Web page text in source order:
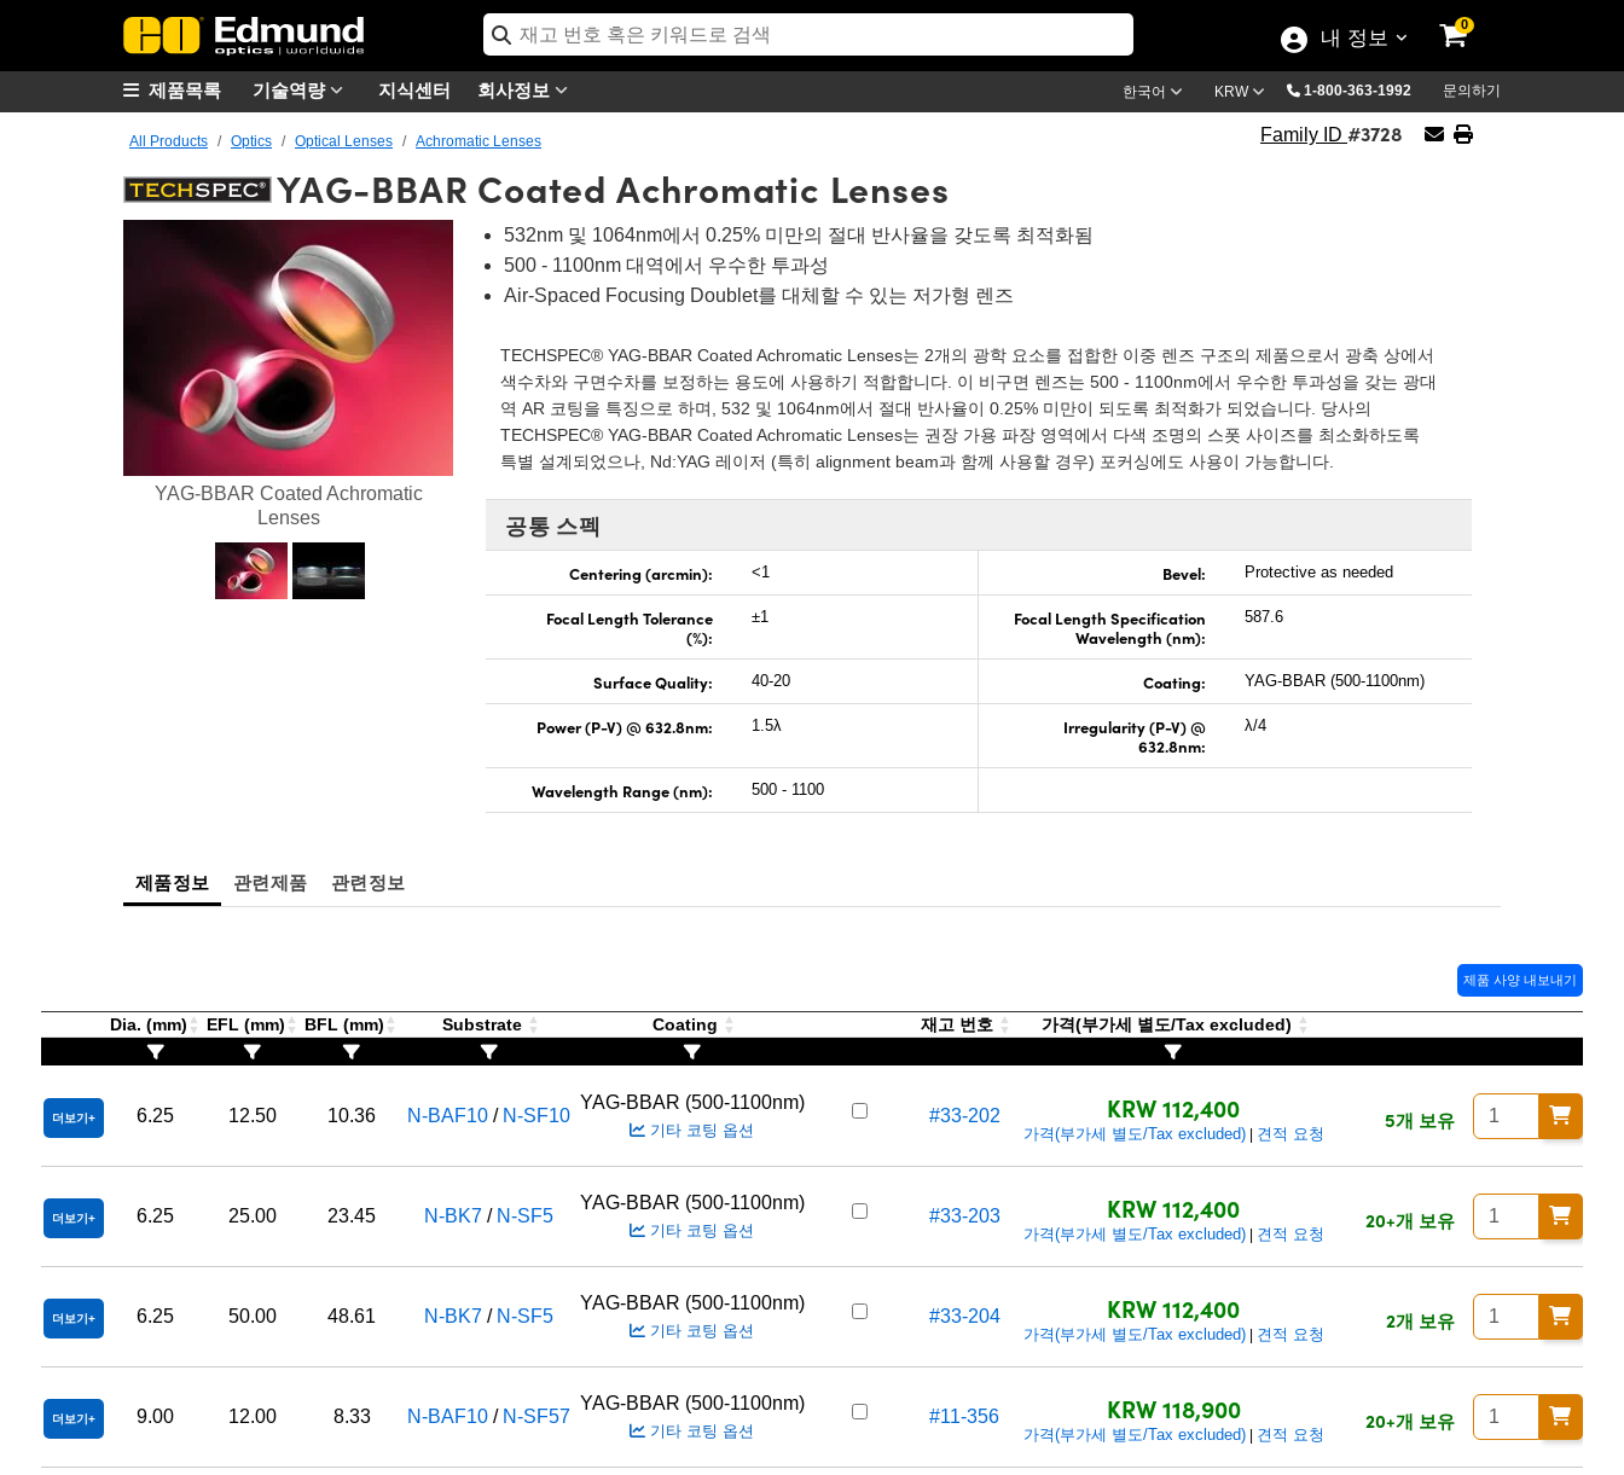
내 정보
0
기술역량 지식센터 회사정보 한국어 KRW 1-800-363-1992 문의하기
제품목록
All Products Optics Optical Lenses Achromatic Lenses Family ID #3728
YAG-BBAR Coated Achromatic Lenses
YAG-BBAR Coated Achromatic
Lenses
532nm 및 1064nm에서 0.25% 미만의 절대 반사율을 갖도록 최적화됨
500 - 1100nm 대역에서 우수한 투과성
Air-Spaced Focusing Doublet를 대체할 수 있는 저가형 렌즈
TECHSPEC® YAG-BBAR Coated Achromatic Lenses는 2개의 광학 요소를 접합한 이중 렌즈 구조의 제품으로서 광축 상에서
색수차와 구면수차를 보정하는 용도에 사용하기 적합합니다. 이 비구면 렌즈는 500 - 1100nm에서 우수한 투과성을 갖는 광대
역 AR 코팅을 특징으로 하며, 532 및 1064nm에서 절대 반사율이 0.25% 미만이 되도록 최적화가 되었습니다. 당사의
TECHSPEC® YAG-BBAR Coated Achromatic Lenses는 권장 가용 파장 영역에서 다색 조명의 스폿 사이즈를 최소화하도록
특별 설계되었으나, Nd:YAG 레이저 (특히 alignment beam과 함께 사용할 경우) 포커싱에도 사용이 가능합니다.
공통 스펙
Centering (arcmin): <1 Bevel: Protective as needed
Focal Length Tolerance
(%):
±1
Focal Length Specification
Wavelength (nm):
587.6
Surface Quality: 40-20 Coating: YAG-BBAR (500-1100nm)
Power (P-V) @ 632.8nm: 1.5λ
Irregularity (P-V) @
632.8nm:
λ/4
Wavelength Range (nm): 500 - 1100
제품정보 관련제품 관련정보
제품 사양 내보내기
Dia. (mm) EFL (mm) BFL (mm) Substrate Coating 재고 번호 가격(부가세 별도/Tax excluded)
더보기 6.25 12.50 10.36 N-BAF10 / N-SF10
YAG-BBAR (500-1100nm)
기타 코팅 옵션
#33-202 KRW 112,400
가격(부가세 별도/Tax excluded)| 견적 요청
5개 보유
더보기 6.25 25.00 23.45 N-BK7 / N-SF5
YAG-BBAR (500-1100nm)
기타 코팅 옵션
#33-203 KRW 112,400
가격(부가세 별도/Tax excluded)| 견적 요청
20+개 보유
더보기 6.25 50.00 48.61 N-BK7 / N-SF5
YAG-BBAR (500-1100nm)
기타 코팅 옵션
#33-204 KRW 112,400
가격(부가세 별도/Tax excluded)| 견적 요청
2개 보유
더보기 9.00 12.00 8.33 N-BAF10 / N-SF57
YAG-BBAR (500-1100nm)
기타 코팅 옵션
#11-356 KRW 118,900
가격(부가세 별도/Tax excluded)| 견적 요청
20+개 보유